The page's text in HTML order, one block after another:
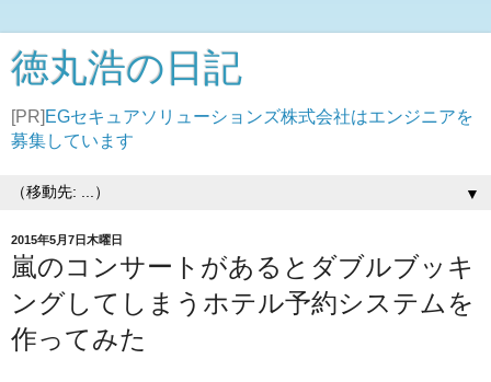
徳丸浩の日記
[PR] EGセキュアソリューションズ株式会社はエンジニアを
募集しています
▼
2015年5月7日木曜日
嵐のコンサートがあるとダブルブッキ
ングしてしまうホテル予約システムを
作ってみた